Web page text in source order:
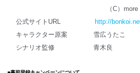
（C）more games
公式サイトURL
http://
キャラクター原案 雪広うたこ
シナリオ監修 青木良